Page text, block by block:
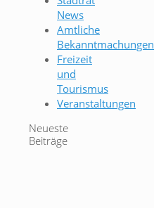
News
Amtliche
Bekanntmachungen
Freizeit
und
Tourismus
Veranstaltungen
Neueste
Beiträge